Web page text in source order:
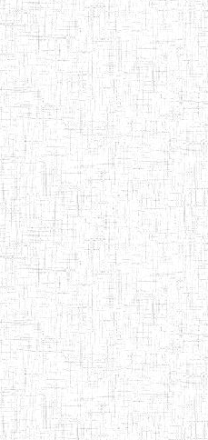
11 sur 13 Total: 307
4 5 6 7 8
9
Fin
17/07/2001 ENIEG